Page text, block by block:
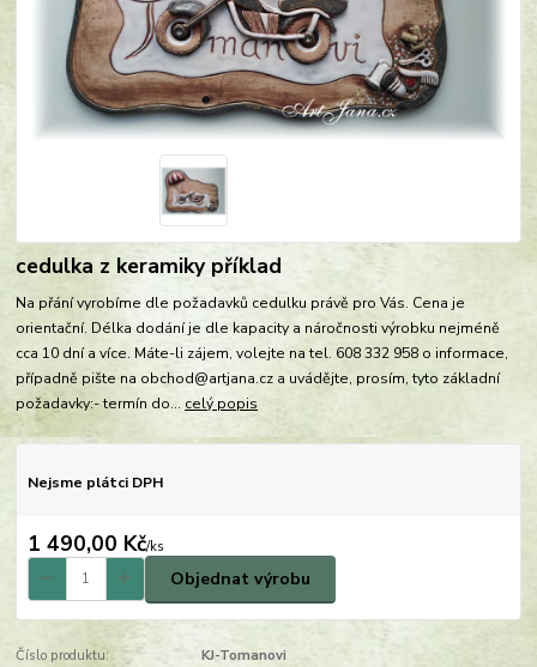
cedulka z keramiky příklad
Na přání vyrobíme dle požadavků cedulku právě pro Vás. Cena je
orientační. Délka dodání je dle kapacity a náročnosti výrobku nejméně
cca 10 dní a více. Máte-li zájem, volejte na tel. 608 332 958 o informace,
případně pište na obchod@artjana.cz a uvádějte, prosím, tyto základní
požadavky:- termín do... celý popis
Nejsme plátci DPH
1 490,00 Kč/ks
Objednat výrobu
Číslo produktu: KJ-Tomanovi